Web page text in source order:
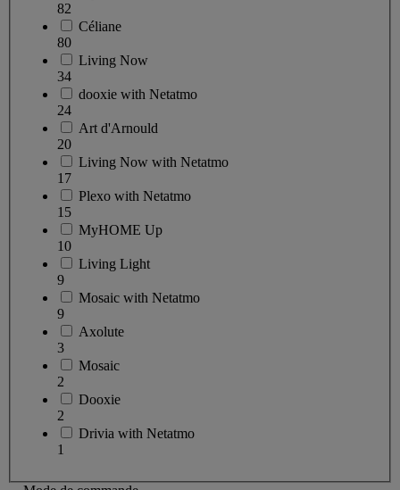
82
Céliane
80
Living Now
34
dooxie with Netatmo
24
Art d'Arnould
20
Living Now with Netatmo
17
Plexo with Netatmo
15
MyHOME Up
10
Living Light
9
Mosaic with Netatmo
9
Axolute
3
Mosaic
2
Dooxie
2
Drivia with Netatmo
1